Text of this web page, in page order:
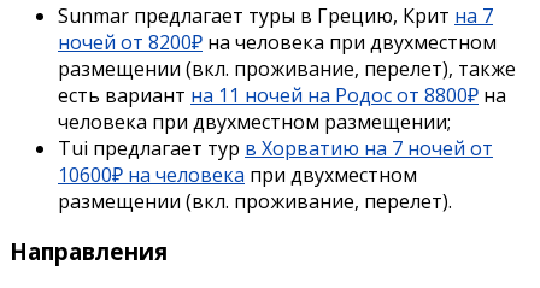
Sunmar предлагает туры в Грецию, Крит на 7
ночей от 8200₽ на человека при двухместном
размещении (вкл. проживание, перелет), также
есть вариант на 11 ночей на Родос от 8800₽ на
человека при двухместном размещении;
Tui предлагает тур в Хорватию на 7 ночей от
10600₽ на человека при двухместном
размещении (вкл. проживание, перелет).
Направления